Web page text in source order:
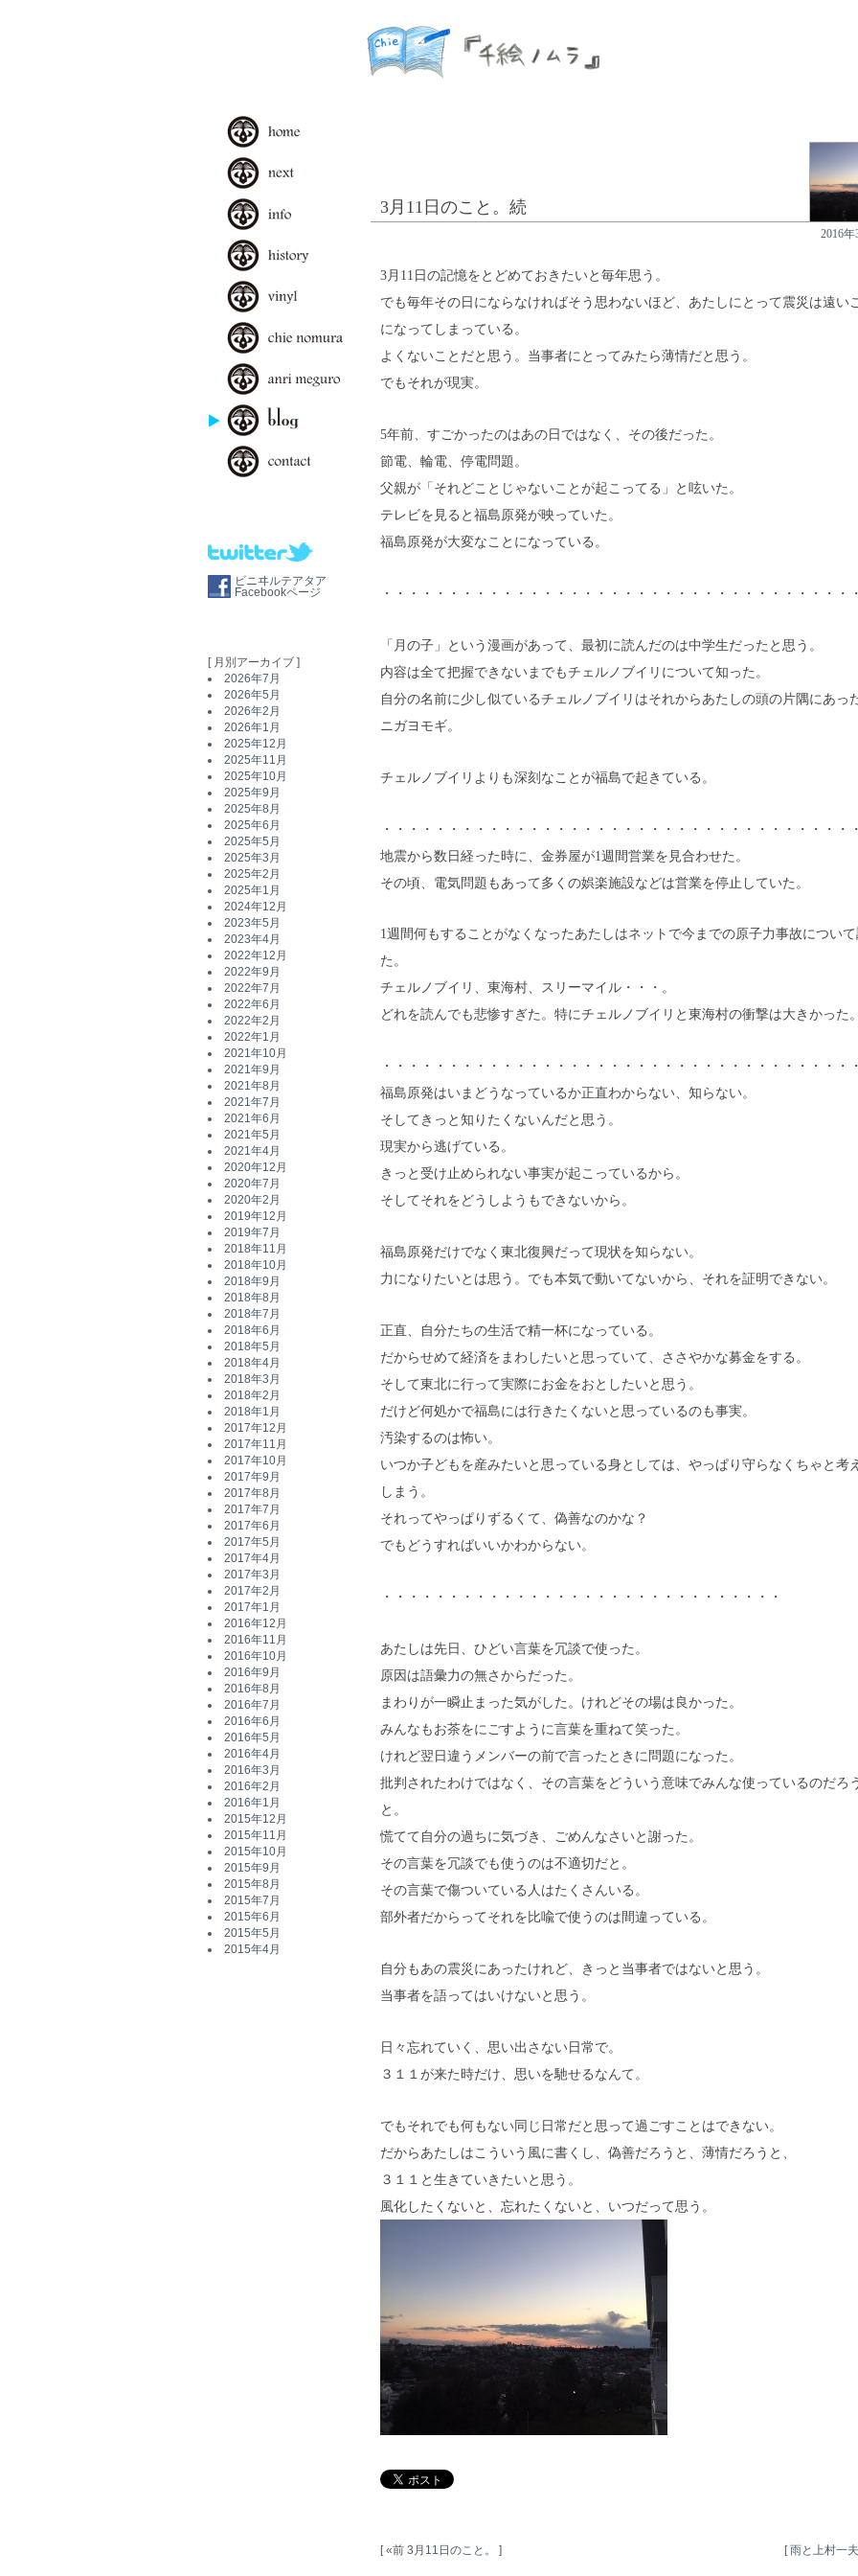
ビニヰルテアタア
Facebookページ
[ 月別アーカイブ ]
2026年7月
2026年5月
2026年2月
2026年1月
2025年12月
2025年11月
2025年10月
2025年9月
2025年8月
2025年6月
2025年5月
2025年3月
2025年2月
2025年1月
2024年12月
2023年5月
2023年4月
2022年12月
2022年9月
2022年7月
2022年6月
2022年2月
2022年1月
2021年10月
2021年9月
2021年8月
2021年7月
2021年6月
2021年5月
2021年4月
2020年12月
2020年7月
2020年2月
2019年12月
2019年7月
2018年11月
2018年10月
2018年9月
2018年8月
2018年7月
2018年6月
2018年5月
2018年4月
2018年3月
2018年2月
2018年1月
2017年12月
2017年11月
2017年10月
2017年9月
2017年8月
2017年7月
2017年6月
2017年5月
2017年4月
2017年3月
2017年2月
2017年1月
2016年12月
2016年11月
2016年10月
2016年9月
2016年8月
2016年7月
2016年6月
2016年5月
2016年4月
2016年3月
2016年2月
2016年1月
2015年12月
2015年11月
2015年10月
2015年9月
2015年8月
2015年7月
2015年6月
2015年5月
2015年4月
3月11日のこと。続
2016
3月11日の記憶をとどめておきたいと毎年思う。
でも毎年その日にならなければそう思わないほど、あたしにとって震災は遠い
になってしまっている。
よくないことだと思う。当事者にとってみたら薄情だと思う。
でもそれが現実。
5年前、すごかったのはあの日ではなく、その後だった。
節電、輪電、停電問題。
父親が「それどことじゃないことが起こってる」と呟いた。
テレビを見ると福島原発が映っていた。
福島原発が大変なことになっている。
・・・・・・・・・・・・・・・・・・・・・・・・・・・・・・・・・・・
「月の子」という漫画があって、最初に読んだのは中学生だったと思う。
内容は全て把握できないまでもチェルノブイリについて知った。
自分の名前に少し似ているチェルノブイリはそれからあたしの頭の片隅にあっ
ニガヨモギ。
チェルノブイリよりも深刻なことが福島で起きている。
・・・・・・・・・・・・・・・・・・・・・・・・・・・・・・・・・・・
地震から数日経った時に、金券屋が1週間営業を見合わせた。
その頃、電気問題もあって多くの娯楽施設などは営業を停止していた。
1週間何もすることがなくなったあたしはネットで今までの原子力事故につい
た。
チェルノブイリ、東海村、スリーマイル・・・。
どれを読んでも悲惨すぎた。特にチェルノブイリと東海村の衝撃は大きかった
・・・・・・・・・・・・・・・・・・・・・・・・・・・・・・・・・・・
福島原発はいまどうなっているか正直わからない、知らない。
そしてきっと知りたくないんだと思う。
現実から逃げている。
きっと受け止められない事実が起こっているから。
そしてそれをどうしようもできないから。
福島原発だけでなく東北復興だって現状を知らない。
力になりたいとは思う。でも本気で動いてないから、それを証明できない。
正直、自分たちの生活で精一杯になっている。
だからせめて経済をまわしたいと思っていて、ささやかな募金をする。
そして東北に行って実際にお金をおとしたいと思う。
だけど何処かで福島には行きたくないと思っているのも事実。
汚染するのは怖い。
いつか子どもを産みたいと思っている身としては、やっぱり守らなくちゃと考
しまう。
それってやっぱりずるくて、偽善なのかな？
でもどうすればいいかわからない。
・・・・・・・・・・・・・・・・・・・・・・・・・・・・・・
あたしは先日、ひどい言葉を冗談で使った。
原因は語彙力の無さからだった。
まわりが一瞬止まった気がした。けれどその場は良かった。
みんなもお茶をにごすように言葉を重ねて笑った。
けれど翌日違うメンバーの前で言ったときに問題になった。
批判されたわけではなく、その言葉をどういう意味でみんな使っているのだろ
と。
慌てて自分の過ちに気づき、ごめんなさいと謝った。
その言葉を冗談でも使うのは不適切だと。
その言葉で傷ついている人はたくさんいる。
部外者だからってそれを比喩で使うのは間違っている。
自分もあの震災にあったけれど、きっと当事者ではないと思う。
当事者を語ってはいけないと思う。
日々忘れていく、思い出さない日常で。
３１１が来た時だけ、思いを馳せるなんて。
でもそれでも何もない同じ日常だと思って過ごすことはできない。
だからあたしはこういう風に書くし、偽善だろうと、薄情だろうと、
３１１と生きていきたいと思う。
風化したくないと、忘れたくないと、いつだって思う。
[ «前 3月11日のこと。 ] [雨と上村一夫